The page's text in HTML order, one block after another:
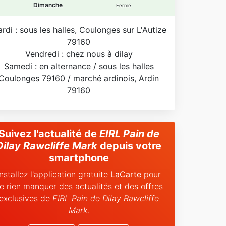
des méthodes anciennes et
vous le trouverez merveilleux.
Dimanche Fermé
: sous les halles, Coulonges sur L'Autize
79160
Vendredi : chez nous à dilay
Samedi : en alternance / sous les halles
79160 / marché ardinois, Ardin
79160
l'actualité de EIRL Pain de
Rawcliffe Mark depuis votre
smartphone
l'application gratuite LaCartepour
rien manquer des actualités et des offres
exclusives de EIRL Pain de Dilay Rawcliffe
Mark.